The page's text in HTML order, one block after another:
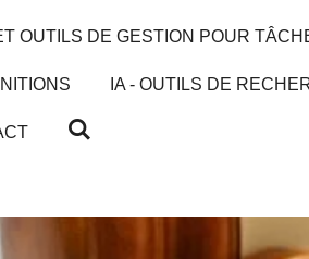
OUTILS DE GESTION POUR
IA - OUTILS DE